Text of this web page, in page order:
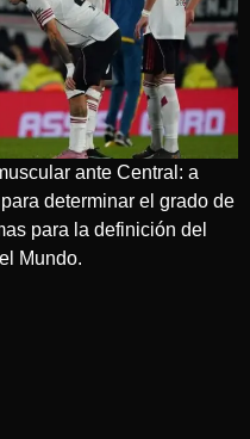
ante Central: a
determinar el grado de
para la definición del
Mundo.